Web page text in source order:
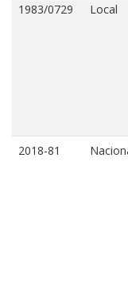
1983/0729 Local
2018-81